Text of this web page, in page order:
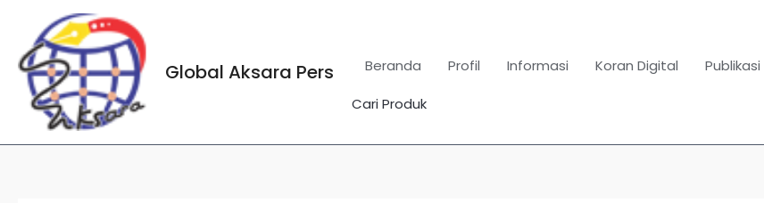
konten
Global Aksara Pers Beranda Profil Informasi Koran Digital
Cari ProdukSearch